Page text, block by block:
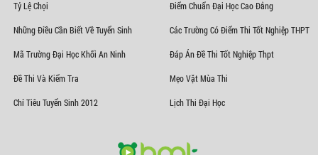
Tỷ Lệ Chọi Điểm Chuẩn Đại Học Cao Đẳng
Những Điều Cần Biết Về Tuyển Sinh Các Trường Có Điểm Thi Tốt Nghiệp THPT
Mã Trường Đại Học Khối An Ninh Đáp Án Đề Thi Tốt Nghiệp Thpt
Đề Thi Và Kiểm Tra Mẹo Vặt Mùa Thi
Chỉ Tiêu Tuyển Sinh 2012 Lịch Thi Đại Học